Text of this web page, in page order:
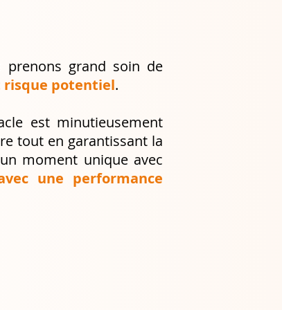
grand soin de
potentiel.
est minutieusement
tout en garantissant la
moment unique avec
une performance